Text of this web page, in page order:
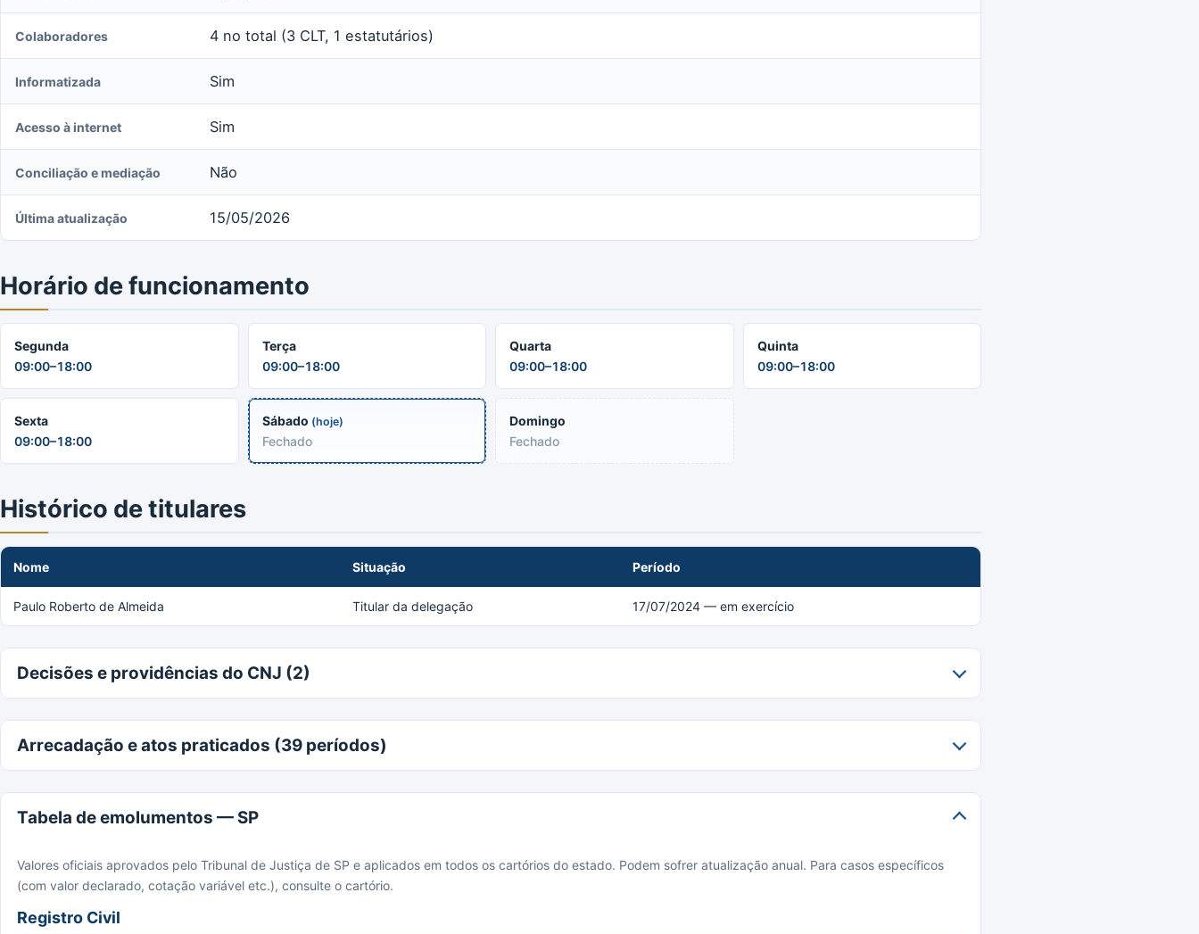
Colaboradores 4 no total (3 CLT, 1 estatutários)
Informatizada Sim
Acesso à internet Sim
Conciliação e mediação Não
Última atualização 15/05/2026
Horário de funcionamento
Segunda
09:00–18:00
Terça
09:00–18:00
Quarta
09:00–18:00
Quinta
09:00–18:00
Sexta
09:00–18:00
Sábado (hoje)
Fechado
Domingo
Fechado
Histórico de titulares
Nome Situação Período
Paulo Roberto de Almeida Titular da delegação 17/07/2024 — em exercício
Decisões e providências do CNJ (2)
Arrecadação e atos praticados (39 períodos)
Tabela de emolumentos — SP
Valores oficiais aprovados pelo Tribunal de Justiça de SP e aplicados em todos os cartórios do estado. Podem sofrer atualização anual. Para casos específicos
(com valor declarado, cotação variável etc.), consulte o cartório.
Registro Civil